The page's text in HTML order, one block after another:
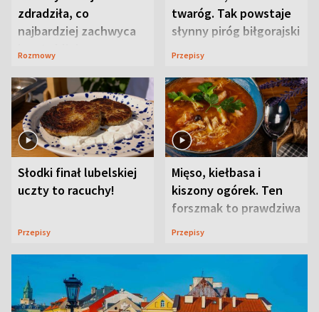
zdradziła, co
najbardziej zachwyca
ją w Lublinie
Rozmowy
twaróg. Tak powstaje
słynny piróg biłgorajski
Przepisy
Słodki finał lubelskiej
uczty to racuchy!
Przepisy
Mięso, kiełbasa i
kiszony ogórek. Ten
forszmak to prawdziwa
uczta
Przepisy